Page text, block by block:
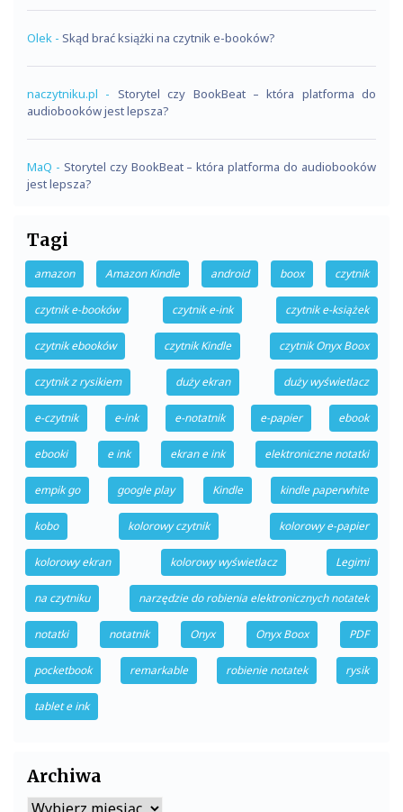
Olek - Skąd brać książki na czytnik e-booków?
naczytniku.pl - Storytel czy BookBeat – która platforma do
audiobooków jest lepsza?
MaQ - Storytel czy BookBeat – która platforma do audiobooków
jest lepsza?
Tagi
amazon Amazon Kindle android boox czytnik
czytnik e-booków czytnik e-ink czytnik e-książek
czytnik ebooków czytnik Kindle czytnik Onyx Boox
czytnik z rysikiem duży ekran duży wyświetlacz
e-czytnik e-ink e-notatnik e-papier ebook
ebooki e ink ekran e ink elektroniczne notatki
empik go google play Kindle kindle paperwhite
kobo kolorowy czytnik kolorowy e-papier
kolorowy ekran kolorowy wyświetlacz Legimi
na czytniku narzędzie do robienia elektronicznych notatek
notatki notatnik Onyx Onyx Boox PDF
pocketbook remarkable robienie notatek rysik
tablet e ink
Archiwa
Archiwa